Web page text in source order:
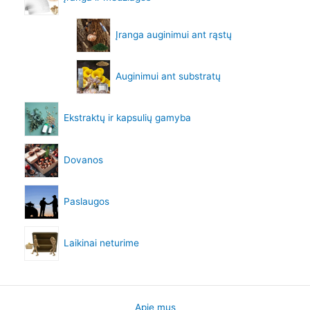
Įranga auginimui ant rąstų
Auginimui ant substratų
Ekstraktų ir kapsulių gamyba
Dovanos
Paslaugos
Laikinai neturime
Apie mus